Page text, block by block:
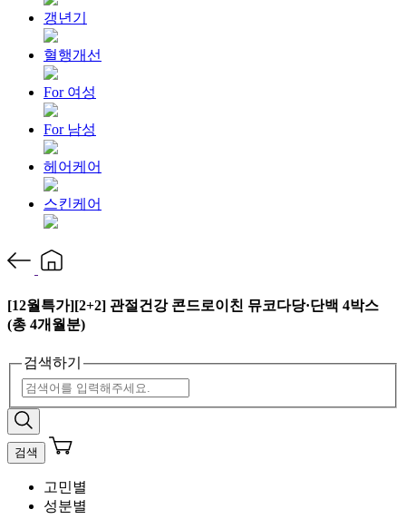
갱년기
혈행개선
For 여성
For 남성
헤어케어
스킨케어
[12월특가][2+2] 관절건강 콘드로이친 뮤코다당·단백 4박스
(총 4개월분)
검색하기
검색
고민별
성분별